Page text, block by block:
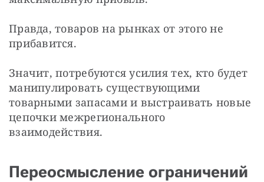
Правда, товаров на рынках от этого не
прибавится.
Значит, потребуются усилия тех, кто будет
манипулировать существующими
товарными запасами и выстраивать новые
цепочки межрегионального
взаимодействия.
Переосмысление ограничений